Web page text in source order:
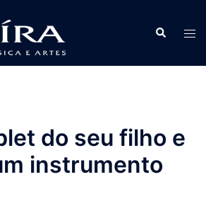
Search
do seu filho e
instrumento